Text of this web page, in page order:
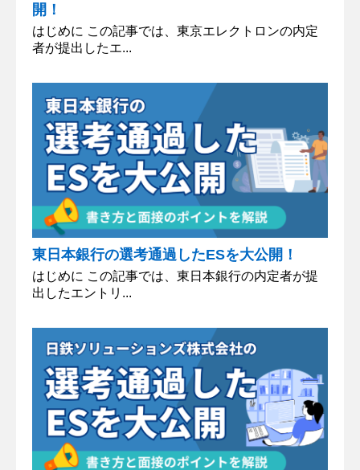
開！
はじめに この記事では、東京エレクトロンの内定
者が提出したエ...
東日本銀行の選考通過したESを大公開！
はじめに この記事では、東日本銀行の内定者が提
出したエントリ...